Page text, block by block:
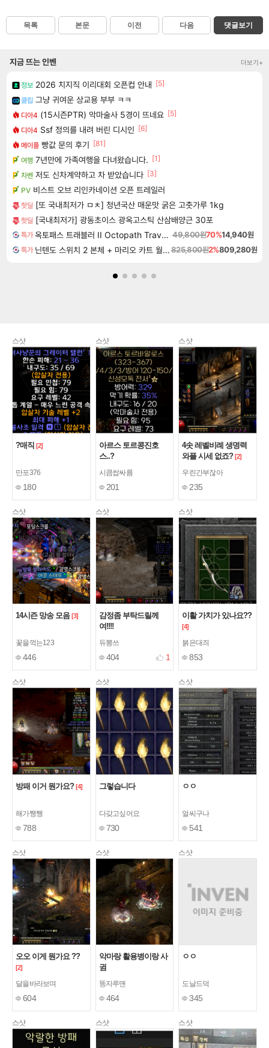
목록 본문 이전 다음 댓글보기
지금 뜨는 인벤 더보기+
정보 2026 치지직 이리대회 오픈컵 안내 [5]
클립 그냥 귀여운 상교용 부부 ㅋㅋ
디아4 (15시즌PTR) 악마술사 5경이 뜨네요 [5]
디아4 Ssf 정의를 내려 버린 디시인 [6]
메이플 빵값 문의 후기 [81]
여행 7년만에 가족여행을 다녀왔습니다. [1]
차벤 저도 신차계약하고 차 받았습니다 [3]
PV 비스트 오브 리인카네이션 오픈 트레일러
핫딜 [또 국내최저가 ㅁㅊ] 청년국산 매운맛 굵은 고춧가루 1kg
핫딜 [국내최저가] 광동초이스 광옥고스틱 산삼배양근 30포
특가 옥토패스 트래블러 II Octopath Traveler II 49,800원70%14,940원
특가 닌텐도 스위치 2 본체 + 마리오 카트 월드 + 포켓몬스터 레전드 ZA 닌텐도 스위치 2 에디션 번들825,800원2%809,280원
스샷
?매직 [2]
만포376
180
스샷
아르스 토르콩진호
스..?
시큼쌉싸름
201
스샷
4솟 레벨비례 생명력
와플 시세 없죠? [2]
우린간부잖아
235
스샷
14시즌 망송 모음 [3]
꽃을꺽는123
446
스샷
감정좀 부탁드릴께
여!!!!
듀뽕쓰
404 1
스샷
이활 가치가 있나요??
[4]
붉은대즤
853
스샷
방패 이거 뭔가요? [4]
해가쨍쨍
788
스샷
그렇습니다
다갖고싶어요
730
스샷
ㅇㅇ
얼씨구나
541
스샷
오오 이게 뭔가요 ??
[2]
달을바라보며
604
스샷
악마랑 활용병이랑 사
귐
똥자루맨
464
스샷
ㅇㅇ
도날드덕
345
스샷 스샷 스샷